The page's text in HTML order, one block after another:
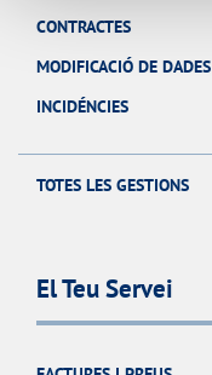
CONTRACTES
MODIFICACIÓ DE DADES
INCIDÉNCIES
TOTES LES GESTIONS
El Teu Servei